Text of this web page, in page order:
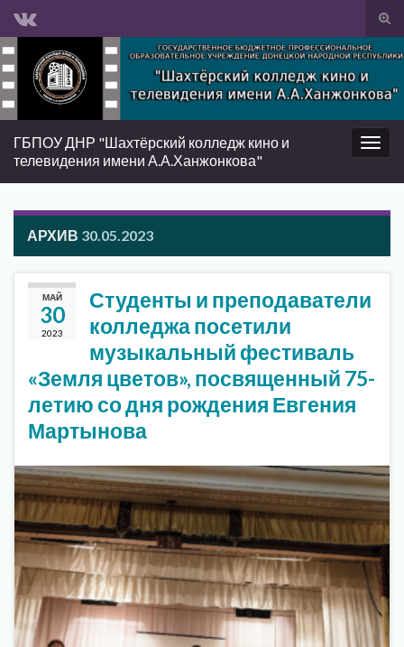
Вкл/
Search for:
Вкл/
ГБПОУ ДНР "Шахтёрский колледж кино и
телевидения имени А.А.Ханжонкова"
АРХИВ 30.05.2023
МАЙ
30
2023
Студенты и преподаватели
колледжа посетили
музыкальный фестиваль
«Земля цветов», посвященный 75-
летию со дня рождения Евгения
Мартынова